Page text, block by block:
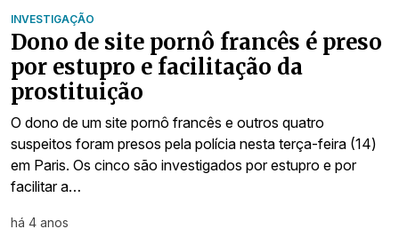
INVESTIGAÇÃO
Dono de site pornô francês é preso
por estupro e facilitação da
prostituição
O dono de um site pornô francês e outros quatro
suspeitos foram presos pela polícia nesta terça-feira (14)
em Paris. Os cinco são investigados por estupro e por
facilitar a…
há 4 anos